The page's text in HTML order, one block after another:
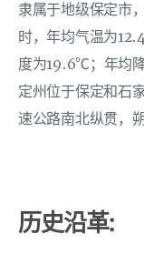
隶属于地级保定市
时，年均气温为
度为19.6℃；年均
定州位于保定和石
速公路南北纵贯，
历史沿革: